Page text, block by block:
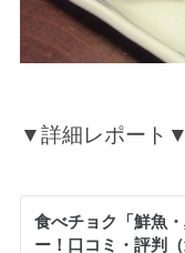
▼詳細レポート▼